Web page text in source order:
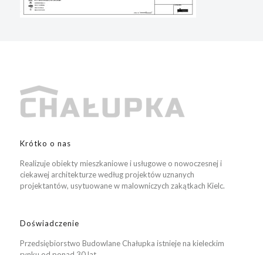
Krótko o nas
Realizuje obiekty mieszkaniowe i usługowe o nowoczesnej i
ciekawej architekturze według projektów uznanych
projektantów, usytuowane w malowniczych zakątkach Kielc.
Doświadczenie
Przedsiębiorstwo Budowlane Chałupka istnieje na kieleckim